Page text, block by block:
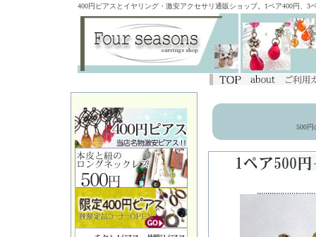
400円ピアスとイヤリング・激安アクセサリ通販ショップ。1ペア400円、
500